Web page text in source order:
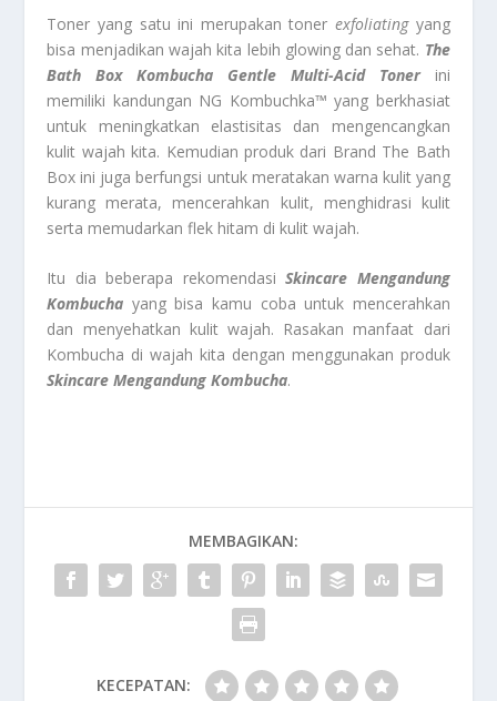
Toner yang satu ini merupakan toner exfoliatingyang
bisa menjadikan wajah kita lebih glowing dan sehat. The
Bath Box Kombucha Gentle Multi-Acid Tonerini
memiliki kandungan NG Kombuchka™ yang berkhasiat
untuk meningkatkan elastisitas dan mengencangkan
kulit wajah kita. Kemudian produk dari Brand The Bath
Box ini juga berfungsi untuk meratakan warna kulit yang
kurang merata, mencerahkan kulit, menghidrasi kulit
serta memudarkan flek hitam di kulit wajah.
Itu dia beberapa rekomendasiSkincare Mengandung
Kombucha yang bisa kamu coba untuk mencerahkan
dan menyehatkan kulit wajah. Rasakan manfaat dari
Kombucha di wajah kita dengan menggunakan produk
Skincare Mengandung Kombucha.
MEMBAGIKAN:
KECEPATAN: